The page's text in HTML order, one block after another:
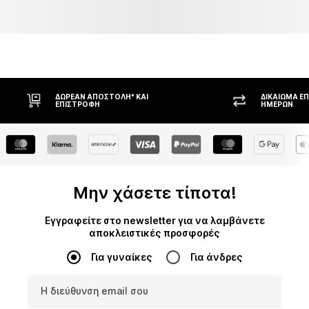
ΔΩΡΕΆΝ ΑΠΟΣΤΟΛΉ* ΚΑΙ
ΕΠΙΣΤΡΟΦΉ
ΔΙΚΑΊΩΜΑ
ΗΜΕΡΏΝ
Μην χάσετε τίποτα!
Εγγραφείτε στο newsletter για να λαμβάνετε
αποκλειστικές προσφορές
Για γυναίκες Για άνδρες
Η διεύθυνση email σου